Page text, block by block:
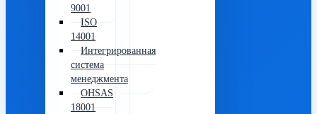
9001
ISO
14001
Интегрированная
система
менеджмента
OHSAS
18001